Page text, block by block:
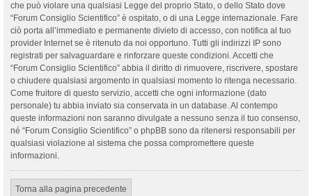
che può violare una qualsiasi Legge del proprio Stato, o dello Stato dove
“Forum Consiglio Scientifico” è ospitato, o di una Legge internazionale. Fare
ciò porta all’immediato e permanente divieto di accesso, con notifica al tuo
provider Internet se è ritenuto da noi opportuno. Tutti gli indirizzi IP sono
registrati per salvaguardare e rinforzare queste condizioni. Accetti che
“Forum Consiglio Scientifico” abbia il diritto di rimuovere, riscrivere, spostare
o chiudere qualsiasi argomento in qualsiasi momento lo ritenga necessario.
Come fruitore di questo servizio, accetti che ogni informazione (dato
personale) tu abbia inviato sia conservata in un database. Al contempo
queste informazioni non saranno divulgate a nessuno senza il tuo consenso,
né “Forum Consiglio Scientifico” o phpBB sono da ritenersi responsabili per
qualsiasi violazione al sistema che possa compromettere queste
informazioni.
Torna alla pagina precedente